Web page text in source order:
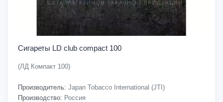
Сигареты LD club compact 100
(ЛД Компакт 100)
Производитель: Japan Tobacco International (JTI)
Производство: Россия